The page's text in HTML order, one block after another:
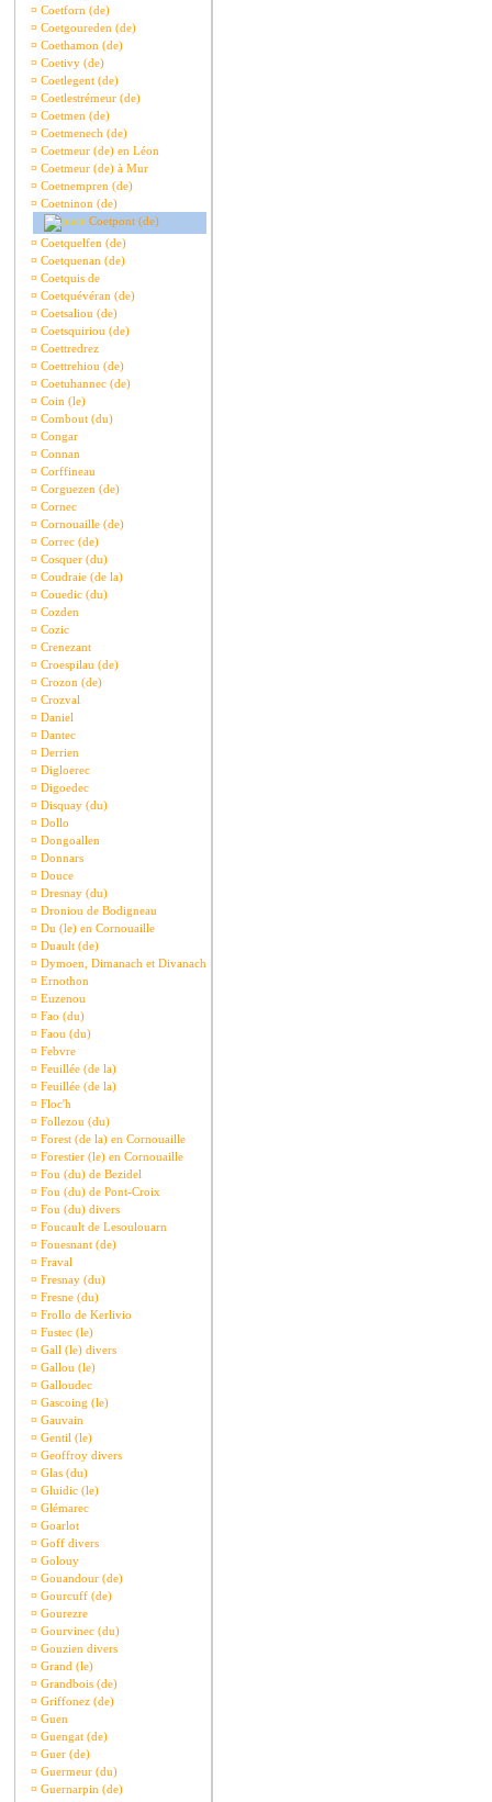
¤ Coetforn (de)
¤ Coetgoureden (de)
¤ Coethamon (de)
¤ Coetivy (de)
¤ Coetlegent (de)
¤ Coetlestrémeur (de)
¤ Coetmen (de)
¤ Coetmenech (de)
¤ Coetmeur (de) en Léon
¤ Coetmeur (de) à Mur
¤ Coetnempren (de)
¤ Coetninon (de)
Coetpont (de)
¤ Coetquelfen (de)
¤ Coetquenan (de)
¤ Coetquis de
¤ Coetquévéran (de)
¤ Coetsaliou (de)
¤ Coetsquiriou (de)
¤ Coettredrez
¤ Coettrehiou (de)
¤ Coetuhannec (de)
¤ Coin (le)
¤ Combout (du)
¤ Congar
¤ Connan
¤ Corffineau
¤ Corguezen (de)
¤ Cornec
¤ Cornouaille (de)
¤ Correc (de)
¤ Cosquer (du)
¤ Coudraie (de la)
¤ Couedic (du)
¤ Cozden
¤ Cozic
¤ Crenezant
¤ Croespilau (de)
¤ Crozon (de)
¤ Crozval
¤ Daniel
¤ Dantec
¤ Derrien
¤ Digloerec
¤ Digoedec
¤ Disquay (du)
¤ Dollo
¤ Dongoallen
¤ Donnars
¤ Douce
¤ Dresnay (du)
¤ Droniou de Bodigneau
¤ Du (le) en Cornouaille
¤ Duault (de)
¤ Dymoen, Dimanach et Divanach
¤ Ernothon
¤ Euzenou
¤ Fao (du)
¤ Faou (du)
¤ Febvre
¤ Feuillée (de la)
¤ Feuillée (de la)
¤ Floc'h
¤ Follezou (du)
¤ Forest (de la) en Cornouaille
¤ Forestier (le) en Cornouaille
¤ Fou (du) de Bezidel
¤ Fou (du) de Pont-Croix
¤ Fou (du) divers
¤ Foucault de Lesoulouarn
¤ Fouesnant (de)
¤ Fraval
¤ Fresnay (du)
¤ Fresne (du)
¤ Frollo de Kerlivio
¤ Fustec (le)
¤ Gall (le) divers
¤ Gallou (le)
¤ Galloudec
¤ Gascoing (le)
¤ Gauvain
¤ Gentil (le)
¤ Geoffroy divers
¤ Glas (du)
¤ Gluidic (le)
¤ Glémarec
¤ Goarlot
¤ Goff divers
¤ Golouy
¤ Gouandour (de)
¤ Gourcuff (de)
¤ Gourezre
¤ Gourvinec (du)
¤ Gouzien divers
¤ Grand (le)
¤ Grandbois (de)
¤ Griffonez (de)
¤ Guen
¤ Guengat (de)
¤ Guer (de)
¤ Guermeur (du)
¤ Guernarpin (de)